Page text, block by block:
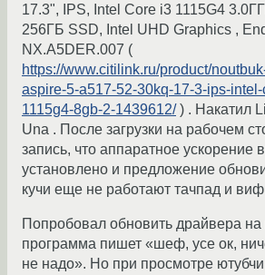
17.3", IPS, Intel Core i3 1115G4
256ГБ SSD, Intel UHD Graphics ,
NX.A5DER.007 (
https://www.citilink.ru/product/
aspire-5-a517-52-30kq-17-3-ips-
1115g4-8gb-2-1439612/) . Накатил
Una . После загрузки на рабочем
запись, что аппаратное ускорение
установлено и предложение
кучи еще не работают тачпад и
Попробовал обновить драйвера на
программа пишет «шеф, усе ок,
не надо». Но при просмотре